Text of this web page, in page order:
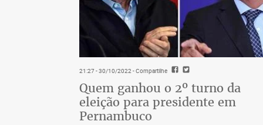
21:27 - 30/10/2022- Compartilhe
Quem ganhou o 2º turno da
eleição para presidente em
Pernambuco